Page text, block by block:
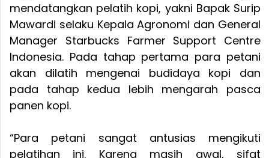
mendatangkan pelatih kopi, yakni Bapak Surip
Mawardi selaku Kepala Agronomi dan General
Manager Starbucks Farmer Support Centre
Indonesia. Pada tahap pertama para petani
akan dilatih mengenai budidaya kopi dan
pada tahap kedua lebih mengarah pasca
panen kopi.
“Para petani sangat antusias mengikuti
pelatihan ini. Karena masih awal, sifat